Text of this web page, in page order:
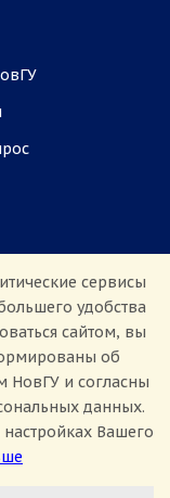
сервисы
удобства
сайтом, вы
об
НовГУ и согласны
данных.
Вашего